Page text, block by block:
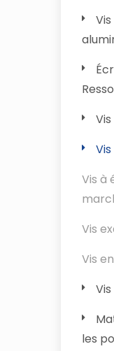
Vis à
Vis
Vis
les